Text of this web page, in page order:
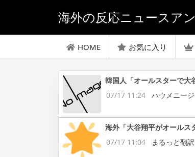
海外の反応ニュースア
HOME お気に入り
韓国人「オールスターで大
07/17 11:24
ハウメニージ
海外「大谷翔平がオールス
07/17 11:04
まるっと翻訳